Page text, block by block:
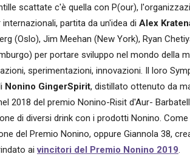
scattate c'è quella con P(our),
partita da un'idea di Alex
(Oslo), Jim Meehan (New York), Ryan
per portare sviluppo nel mondo della
sperimentazioni, innovazioni. Il loro
Nonino GingerSpirit, distillato ottenuto da
2018 del premio Nonino-Risit d'Aur-
di diversi drink con i prodotti Nonino.
del Premio Nonino, oppure Giannola 38,
aivincitori del Premio Nonino 2019.